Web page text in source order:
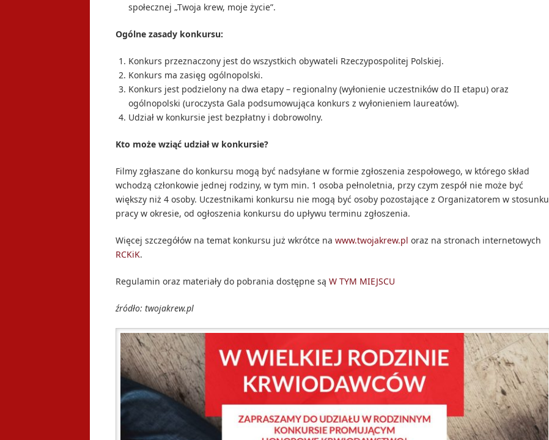
społecznej „Twoja krew, moje życie”.
Ogólne zasady konkursu:
Konkurs przeznaczony jest do wszystkich obywateli Rzeczypospolitej Polskiej.
Konkurs ma zasięg ogólnopolski.
Konkurs jest podzielony na dwa etapy – regionalny (wyłonienie uczestników do II etapu) oraz
ogólnopolski (uroczysta Gala podsumowująca konkurs z wyłonieniem laureatów).
Udział w konkursie jest bezpłatny i dobrowolny.
Kto może wziąć udział w konkursie?
Filmy zgłaszane do konkursu mogą być nadsyłane w formie zgłoszenia zespołowego, w którego skład
wchodzą członkowie jednej rodziny, w tym min. 1 osoba pełnoletnia, przy czym zespół nie może być
większy niż 4 osoby. Uczestnikami konkursu nie mogą być osoby pozostające z Organizatorem w stosunku
pracy w okresie, od ogłoszenia konkursu do upływu terminu zgłoszenia.
Więcej szczegółów na temat konkursu już wkrótce na www.twojakrew.pl oraz na stronach internetowych
RCKiK.
Regulamin oraz materiały do pobrania dostępne są W TYM MIEJSCU
źródło: twojakrew.pl